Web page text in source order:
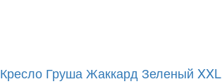
Кресло Груша Жаккард Зеленый XXL